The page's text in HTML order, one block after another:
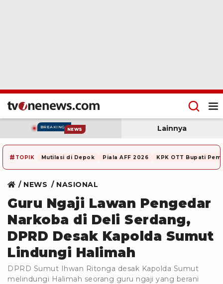
BREAKING NEWS Lainnya
# TOPIK Mutilasi di Depok Piala AFF 2026 KPK OTT Bupati
NEWS NASIONAL
Guru Ngaji Lawan Pengedar
Narkoba di Deli Serdang,
DPRD Desak Kapolda Sumut
Lindungi Halimah
DPRD Sumut Ihwan Ritonga desak Kapolda Sumut
melindungi Halimah seorang guru ngaji yang berani